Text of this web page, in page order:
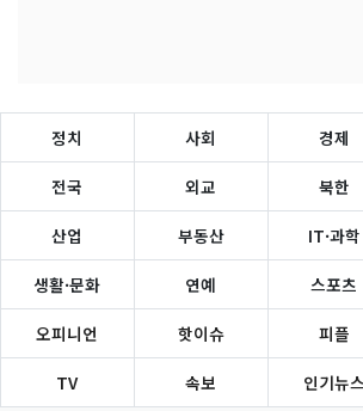
정치 사회 경제
전국 외교 북한
산업 부동산 IT·과학
생활·문화 연예 스포츠
오피니언 핫이슈 피플
TV 속보 인기뉴스